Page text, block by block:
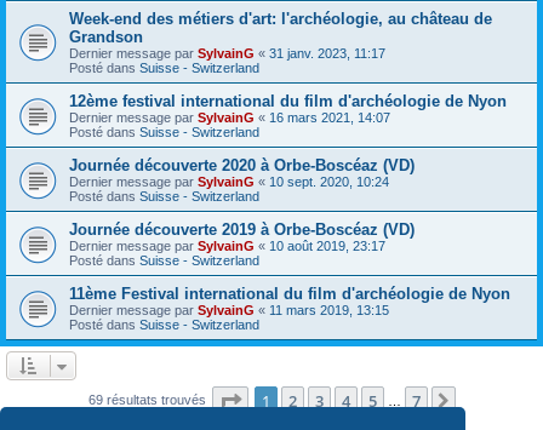
Week-end des métiers d'art: l'archéologie, au château de
Grandson
Dernier message par SylvainG « 31 janv. 2023, 11:17
Posté dans Suisse - Switzerland
12ème festival international du film d'archéologie de Nyon
Dernier message par SylvainG « 16 mars 2021, 14:07
Posté dans Suisse - Switzerland
Journée découverte 2020 à Orbe-Boscéaz (VD)
Dernier message par SylvainG « 10 sept. 2020, 10:24
Posté dans Suisse - Switzerland
Journée découverte 2019 à Orbe-Boscéaz (VD)
Dernier message par SylvainG « 10 août 2019, 23:17
Posté dans Suisse - Switzerland
11ème Festival international du film d'archéologie de Nyon
Dernier message par SylvainG « 11 mars 2019, 13:15
Posté dans Suisse - Switzerland
69 résultats trouvés Page 1sur7
1 2 3 4 5 7